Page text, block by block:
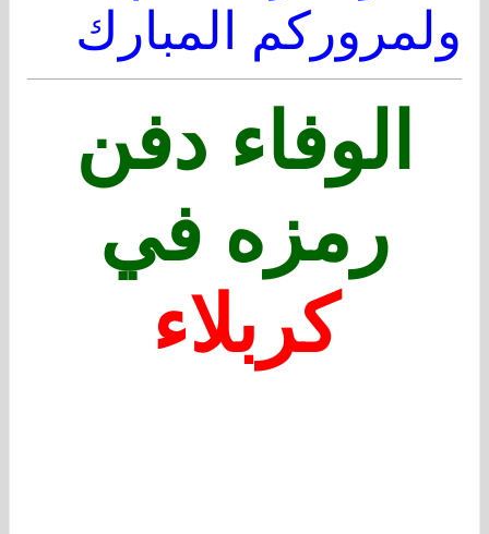
ولمروركم المبارك
الوفاء دفن
رمزه في
كربلاء